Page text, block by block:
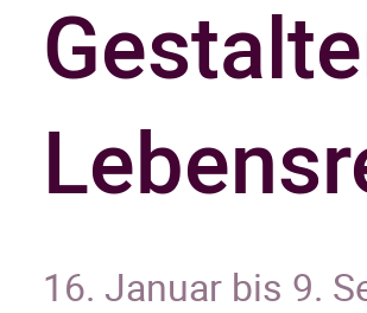
16. Januar bis 9.